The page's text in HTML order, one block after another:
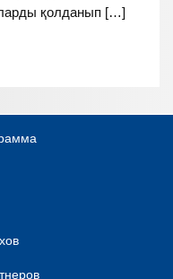
қолданып […]